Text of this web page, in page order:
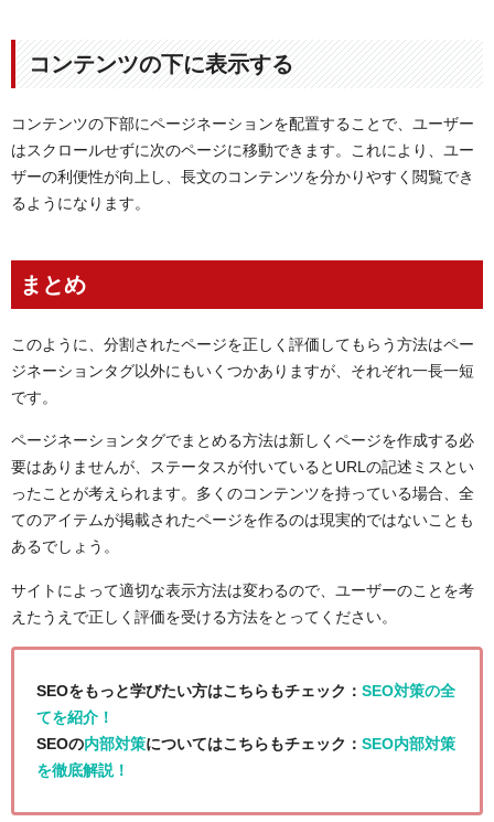
コンテンツの下に表示する
コンテンツの下部にページネーションを配置することで、ユーザー
はスクロールせずに次のページに移動できます。これにより、ユー
ザーの利便性が向上し、長文のコンテンツを分かりやすく閲覧でき
るようになります。
まとめ
このように、分割されたページを正しく評価してもらう方法はペー
ジネーションタグ以外にもいくつかありますが、それぞれ一長一短
です。
ページネーションタグでまとめる方法は新しくページを作成する必
要はありませんが、ステータスが付いているとURLの記述ミスとい
ったことが考えられます。多くのコンテンツを持っている場合、全
てのアイテムが掲載されたページを作るのは現実的ではないことも
あるでしょう。
サイトによって適切な表示方法は変わるので、ユーザーのことを考
えたうえで正しく評価を受ける方法をとってください。
SEOをもっと学びたい方はこちらもチェック： SEO対策の全
てを紹介！
SEOの内部対策についてはこちらもチェック： SEO内部対策
を徹底解説！